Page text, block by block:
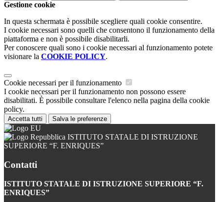
Gestione cookie
In questa schermata è possibile scegliere quali cookie consentire.
I cookie necessari sono quelli che consentono il funzionamento della
piattaforma e non è possibile disabilitarli.
Per conoscere quali sono i cookie necessari al funzionamento potete
visionare la COOKIE POLICY.
Cookie necessari per il funzionamento
I cookie necessari per il funzionamento non possono essere
disabilitati. È possibile consultare l'elenco nella pagina della cookie
policy.
Accetta tutti Salva le preferenze
ISTITUTO STATALE DI ISTRUZIONE
SUPERIORE “F. ENRIQUES”
Contatti
ISTITUTO STATALE DI ISTRUZIONE SUPERIORE “F.
ENRIQUES”